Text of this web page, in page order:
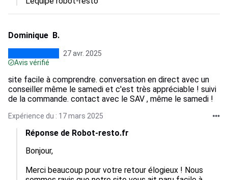
Dominique B.
27 avr. 2025
Avis vérifié
site facile à comprendre. conversation en direct avec un
conseiller même le samedi et c'est très appréciable ! suivi
de la commande. contact avec le SAV , même le samedi !
Expérience du : 17 mars 2025
Réponse de Robot-resto.fr
Bonjour,
Merci beaucoup pour votre retour élogieux ! Nous